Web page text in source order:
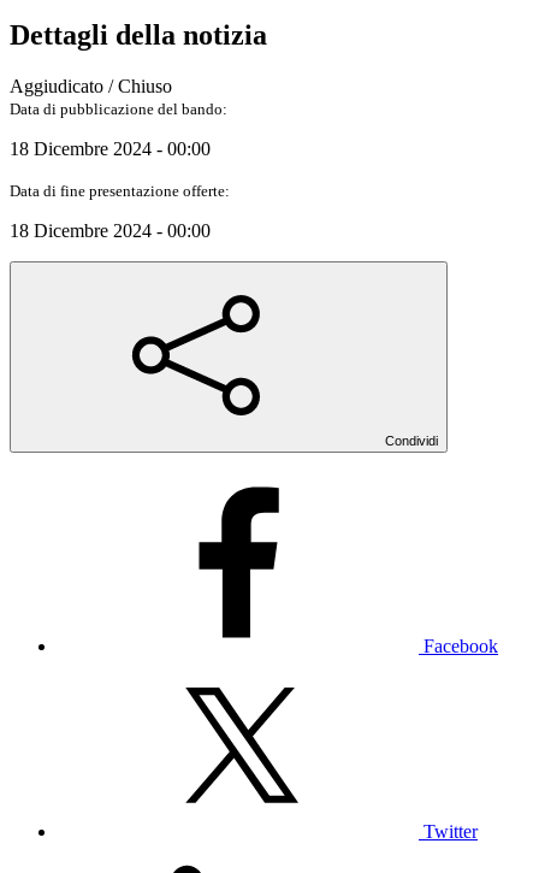
Dettagli della notizia
Aggiudicato / Chiuso
Data di pubblicazione del bando:
18 Dicembre 2024 - 00:00
Data di fine presentazione offerte:
18 Dicembre 2024 - 00:00
Condividi
Facebook
Twitter